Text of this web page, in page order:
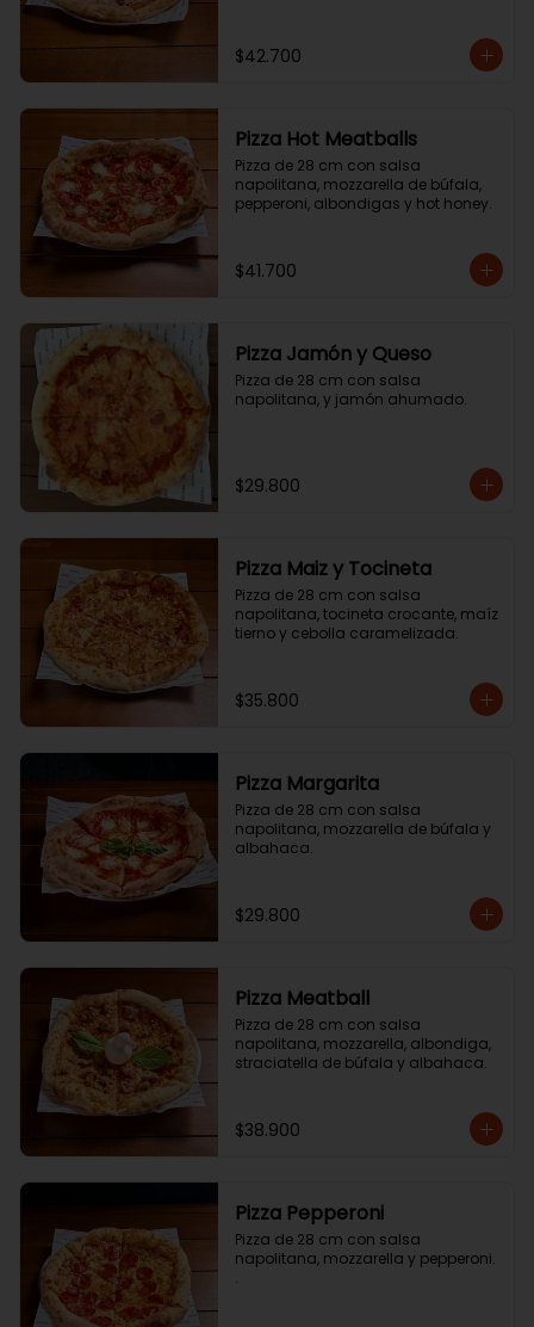
$42.700
Pizza Hot Meatballs
Pizza de 28 cm con salsa
napolitana, mozzarella de búfala,
pepperoni, albondigas y hot honey.
$41.700
Pizza Jamón y Queso
Pizza de 28 cm con salsa
napolitana, y jamón ahumado.
$29.800
Pizza Maiz y Tocineta
Pizza de 28 cm con salsa
napolitana, tocineta crocante, maíz
tierno y cebolla caramelizada.
$35.800
Pizza Margarita
Pizza de 28 cm con salsa
napolitana, mozzarella de búfala y
albahaca.
$29.800
Pizza Meatball
Pizza de 28 cm con salsa
napolitana, mozzarella, albondiga,
straciatella de búfala y albahaca.
$38.900
Pizza Pepperoni
Pizza de 28 cm con salsa
napolitana, mozzarella y pepperoni.
.